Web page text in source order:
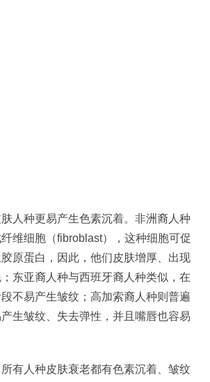
人种更易产生色素沉着。非洲裔人种
维细胞（fibroblast），这种细胞可促
原蛋白，因此，他们皮肤增厚、出现
东亚裔人种与西班牙裔人种类似，在
不易产生皱纹；高加索裔人种则普遍
生皱纹、失去弹性，并且嘴唇也容易
有人种皮肤衰老都有色素沉着、皱纹